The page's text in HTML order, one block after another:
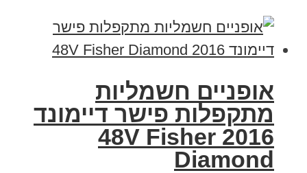
אופניים חשמליות
מתקפלות פישר דיימונד
2016 48V Fisher
Diamond